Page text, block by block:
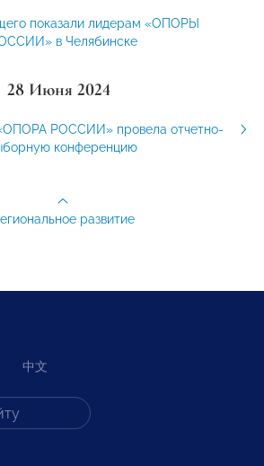
показали лидерам «ОПОРЫ
в Челябинске
28 Июня 2024
«ОПОРА РОССИИ» провела отчетно-
конференцию
развитие
中文